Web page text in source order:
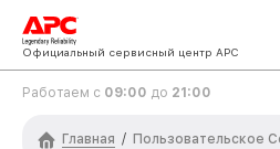
Официальный сервисный центр APC
Работаем с 09:00 до 21:00
Главная / Пользовательское